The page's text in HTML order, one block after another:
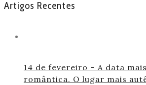
Artigos Recentes
14 de fevereiro – A data mais
romântica. O lugar mais